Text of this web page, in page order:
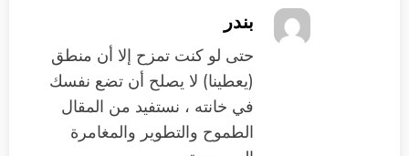
بندر
حتى لو كنت تمزح إلا أن منطق
(يعطينا) لا يصلح أن تضع نفسك
في خانته ، نستفيد من المقال
الطموح والتطوير والمغامرة